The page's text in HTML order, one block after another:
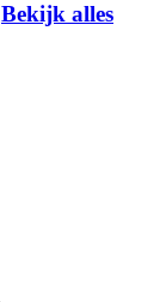
Bekijk alles